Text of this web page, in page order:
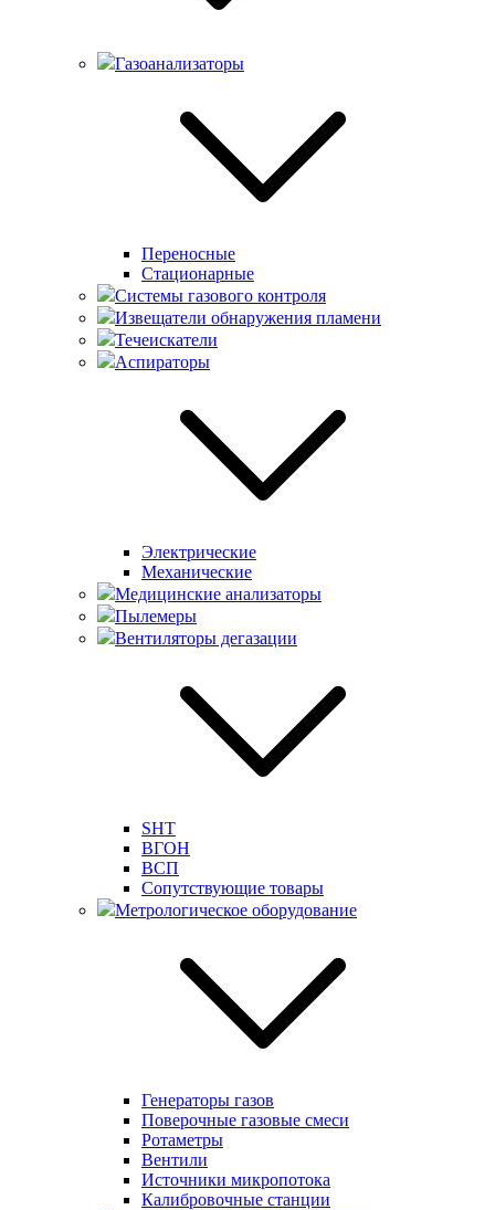
Газоанализаторы
Переносные
Стационарные
Системы газового контроля
Извещатели обнаружения пламени
Течеискатели
Аспираторы
Электрические
Механические
Медицинские анализаторы
Пылемеры
Вентиляторы дегазации
SHT
ВГОН
ВСП
Сопутствующие товары
Метрологическое оборудование
Генераторы газов
Поверочные газовые смеси
Ротаметры
Вентили
Источники микропотока
Калибровочные станции